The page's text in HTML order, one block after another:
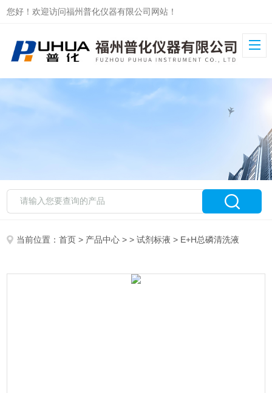
您好！欢迎访问福州普化仪器有限公司网站！
当前位置：首页 > 产品中心 > >试剂标液 > E+H总磷清洗液